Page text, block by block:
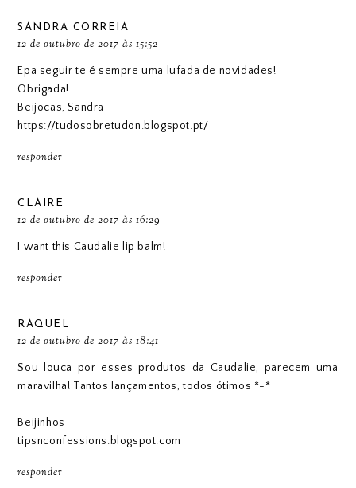
SANDRA CORREIA
12 de outubro de 2017 às 15:52
Epa seguir te é sempre uma lufada de novidades!
Obrigada!
Beijocas, Sandra
https://tudosobretudon.blogspot.pt/
responder
CLAIRE
12 de outubro de 2017 às 16:29
I want this Caudalie lip balm!
responder
RAQUEL
12 de outubro de 2017 às 18:41
Sou louca por esses produtos da Caudalie, parecem uma
maravilha! Tantos lançamentos, todos ótimos *-*
Beijinhos
tipsnconfessions.blogspot.com
responder